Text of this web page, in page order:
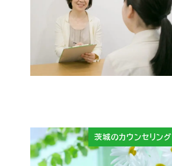
茨城のカウンセリング